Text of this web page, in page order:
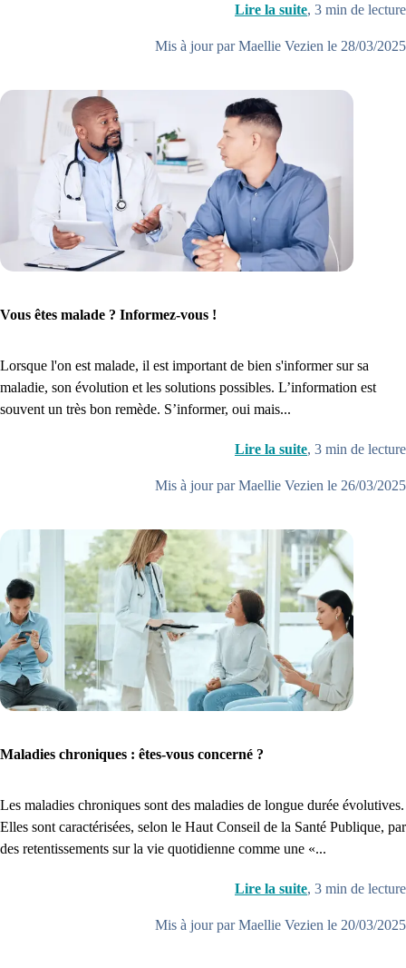
Lire la suite, 3 min de lecture
Mis à jour par Maellie Vezien le 28/03/2025
Vous êtes malade ? Informez-vous !
Lorsque l'on est malade, il est important de bien s'informer sur sa
maladie, son évolution et les solutions possibles. L’information est
souvent un très bon remède. S’informer, oui mais...
Lire la suite, 3 min de lecture
Mis à jour par Maellie Vezien le 26/03/2025
Maladies chroniques : êtes-vous concerné ?
Les maladies chroniques sont des maladies de longue durée évolutives.
Elles sont caractérisées, selon le Haut Conseil de la Santé Publique, par
des retentissements sur la vie quotidienne comme une «...
Lire la suite, 3 min de lecture
Mis à jour par Maellie Vezien le 20/03/2025